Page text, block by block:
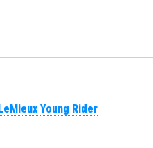
Young Rider